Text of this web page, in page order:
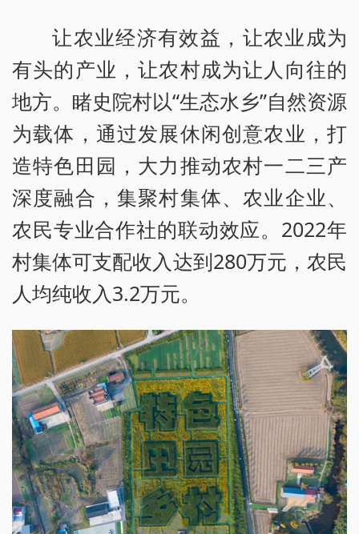
让农业经济有效益，让农业成为
有头的产业，让农村成为让人向往的
地方。睹史院村以“生态水乡”自然资源
为载体，通过发展休闲创意农业，打
造特色田园，大力推动农村一二三产
深度融合，集聚村集体、农业企业、
农民专业合作社的联动效应。2022年
村集体可支配收入达到280万元，农民
人均纯收入3.2万元。